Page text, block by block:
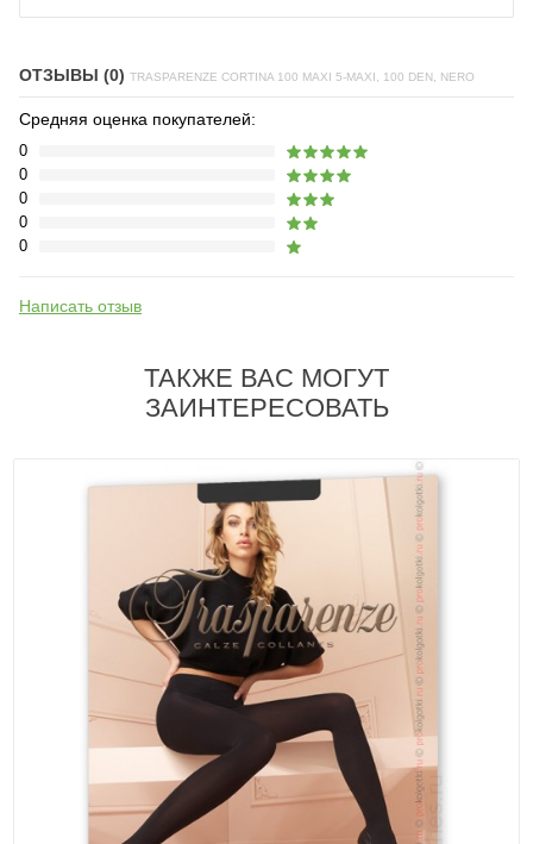
ОТЗЫВЫ (0) TRASPARENZE CORTINA 100 MAXI 5-MAXI, 100 DEN, NERO
Средняя оценка покупателей:
0
0
0
0
0
Написать отзыв
ТАКЖЕ ВАС МОГУТ
ЗАИНТЕРЕСОВАТЬ